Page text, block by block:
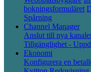
bokningsformuläret
Spårning
Channel Manager
Anslut till nya
Tillgänglighet -
Ekonomi
Konfigurera en